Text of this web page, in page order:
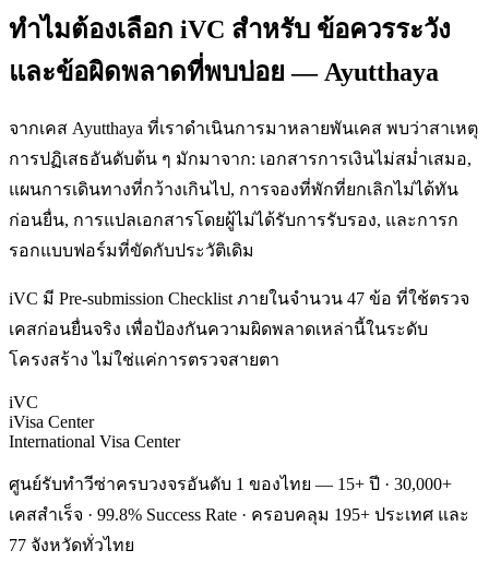
ทำไมต้องเลือก iVC สำหรับ ข้อควรระวัง
และข้อผิดพลาดที่พบบ่อย — Ayutthaya
จากเคส Ayutthaya ที่เราดำเนินการมาหลายพันเคส พบว่าสาเหตุ
การปฏิเสธอันดับต้น ๆ มักมาจาก: เอกสารการเงินไม่สม่ำเสมอ,
แผนการเดินทางที่กว้างเกินไป, การจองที่พักที่ยกเลิกไม่ได้ทัน
ก่อนยื่น, การแปลเอกสารโดยผู้ไม่ได้รับการรับรอง, และการก
รอกแบบฟอร์มที่ขัดกับประวัติเดิม
iVC มี Pre-submission Checklist ภายในจำนวน 47 ข้อ ที่ใช้ตรวจ
เคสก่อนยื่นจริง เพื่อป้องกันความผิดพลาดเหล่านี้ในระดับ
โครงสร้าง ไม่ใช่แค่การตรวจสายตา
iVC
iVisa Center
International Visa Center
ศูนย์รับทำวีซ่าครบวงจรอันดับ 1 ของไทย — 15+ ปี · 30,000+
เคสสำเร็จ · 99.8% Success Rate · ครอบคลุม 195+ ประเทศ และ
77 จังหวัดทั่วไทย